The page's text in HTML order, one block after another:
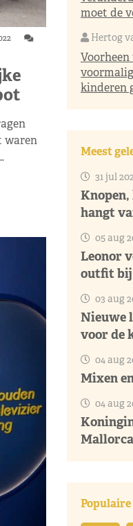
waren
moet de
Hertog
kinderen
Meest
31 jul
hangt
05 aug
Leonor
outfit
03 aug
Nieuwe
voor de
04 aug
Mixen
04 aug